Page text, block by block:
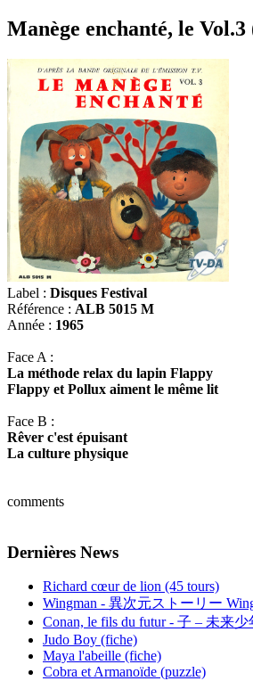
Manège enchanté, le Vol.3
Label : Disques Festival
Référence : ALB 5015 M
Année : 1965
Face A :
La méthode relax du lapin Flappy
Flappy et Pollux aiment le même lit
Face B :
Rêver c'est épuisant
La culture physique
comments
Dernières News
Richard cœur de lion (45 tours)
Wingman - 異次元ストーリー
Conan, le fils du futur - 子 – 未来
Judo Boy (fiche)
Maya l'abeille (fiche)
Cobra et Armanoïde (puzzle)